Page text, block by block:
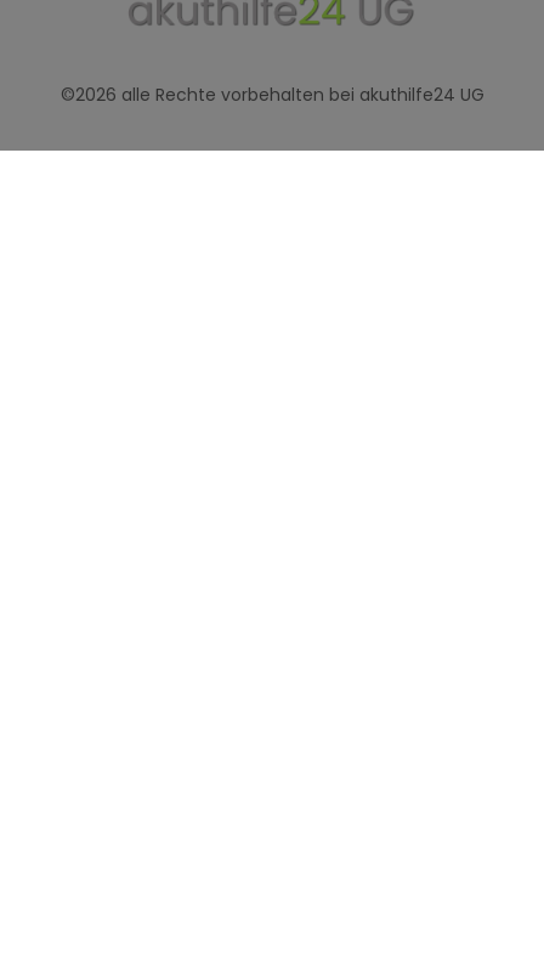
©2026 alle Rechte vorbehalten bei akuthilfe24 UG